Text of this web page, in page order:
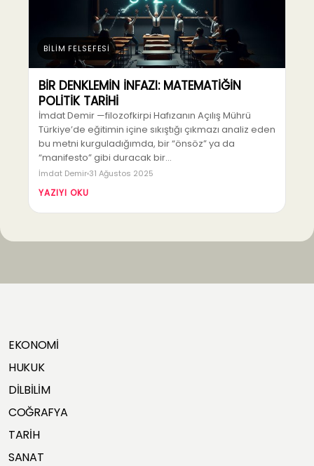
BİLİM FELSEFESİ
BİR DENKLEMİN İNFAZI: MATEMATİĞİN
POLİTİK TARİHİ
İmdat Demir —filozofkirpi Hafızanın Açılış Mührü
Türkiye’de eğitimin içine sıkıştığı çıkmazı analiz eden
bu metni kurguladığımda, bir “önsöz” ya da
“manifesto” gibi duracak bir…
İmdat Demir 31 Ağustos 2025
YAZIYI OKU
EKONOMİ
HUKUK
DİLBİLİM
COĞRAFYA
TARİH
SANAT